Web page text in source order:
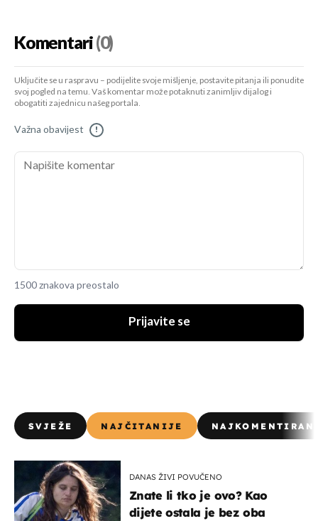
Komentari(0)
Uključite se u raspravu – podijelite svoje mišljenje, postavite pitanja ili ponudite
svoj pogled na temu. Vaš komentar može potaknuti zanimljiv dijalog i
obogatiti zajednicu našeg portala.
Važna obavijest !
1500 znakova preostalo
Prijavite se
SVJEŽE NAJČITANIJE
DANAS ŽIVI POVUČENO
Znate li tko je ovo? Kao
dijete ostala je bez oba